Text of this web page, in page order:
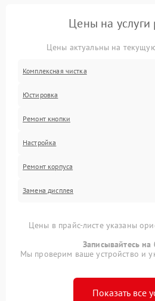
Цены на услуги
Цены актуальны на
Комплексная чистка
Юстировка
Ремонт кнопки
Настройка
Ремонт корпуса
Замена дисплея
Цены в прайс-листе указаны
Записывайтесь на
Мы проверим ваше устройство и
Показать все